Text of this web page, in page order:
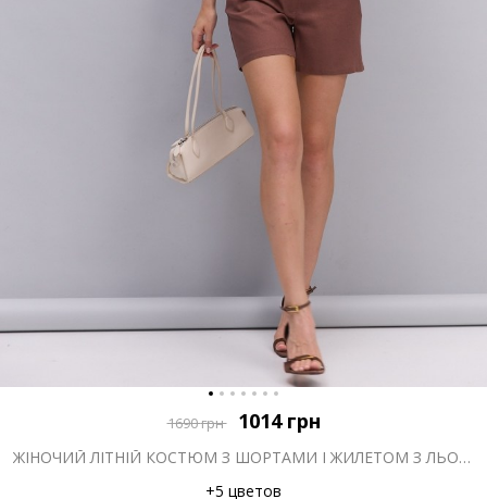
1690грн 1014 грн
ЖІНОЧИЙ ЛІТНІЙ КОСТЮМ З ШОРТАМИ І ЖИЛЕТОМ З ЛЬОНУ КОРИЧНЕВИЙ
+5 цветов